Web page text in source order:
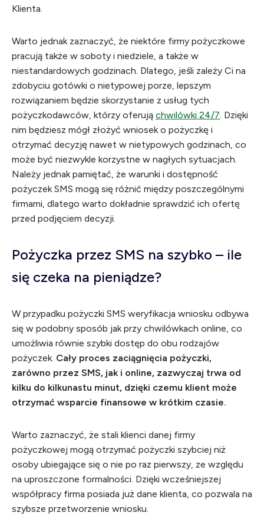
Klienta.
Warto jednak zaznaczyć, że niektóre firmy pożyczkowe
pracują także w soboty i niedziele, a także w
niestandardowych godzinach. Dlatego, jeśli zależy Ci na
zdobyciu gotówki o nietypowej porze, lepszym
rozwiązaniem będzie skorzystanie z usług tych
pożyczkodawców, którzy oferują chwilówki 24/7. Dzięki
nim będziesz mógł złożyć wniosek o pożyczkę i
otrzymać decyzję nawet w nietypowych godzinach, co
może być niezwykle korzystne w nagłych sytuacjach.
Należy jednak pamiętać, że warunki i dostępność
pożyczek SMS mogą się różnić między poszczególnymi
firmami, dlatego warto dokładnie sprawdzić ich ofertę
przed podjęciem decyzji.
Pożyczka przez SMS na szybko – ile
się czeka na pieniądze?
W przypadku pożyczki SMS weryfikacja wniosku odbywa
się w podobny sposób jak przy chwilówkach online, co
umożliwia równie szybki dostęp do obu rodzajów
pożyczek. Cały proces zaciągnięcia pożyczki,
zarówno przez SMS, jak i online, zazwyczaj trwa od
kilku do kilkunastu minut, dzięki czemu klient może
otrzymać wsparcie finansowe w krótkim czasie.
Warto zaznaczyć, że stali klienci danej firmy
pożyczkowej mogą otrzymać pożyczki szybciej niż
osoby ubiegające się o nie po raz pierwszy, ze względu
na uproszczone formalności. Dzięki wcześniejszej
współpracy firma posiada już dane klienta, co pozwala na
szybsze przetworzenie wniosku.